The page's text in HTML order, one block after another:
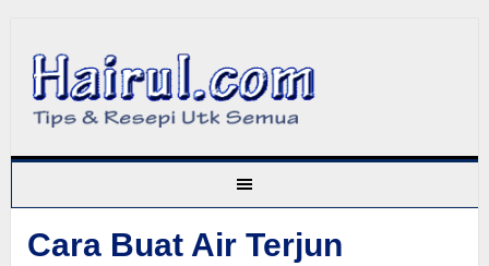
Cara Buat Air Terjun